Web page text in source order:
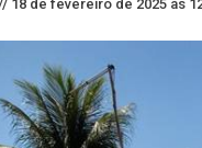
18 de fevereiro de 2025 às